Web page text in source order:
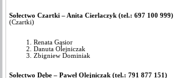
Sołectwo Czartki – Anita Cierlaczyk (tel.: 697 100 999)
(Czartki)
Renata Gąsior
Danuta Olejniczak
Zbigniew Dominiak
Sołectwo Dębe – Paweł Olejniczak (tel.: 791 877 151)